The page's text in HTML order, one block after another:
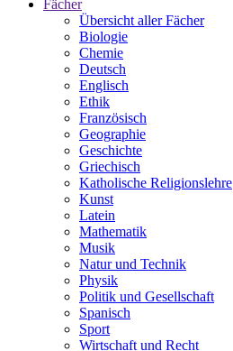
Fächer
Übersicht aller Fächer
Biologie
Chemie
Deutsch
Englisch
Ethik
Französisch
Geographie
Geschichte
Griechisch
Katholische Religionslehre
Kunst
Latein
Mathematik
Musik
Natur und Technik
Physik
Politik und Gesellschaft
Spanisch
Sport
Wirtschaft und Recht